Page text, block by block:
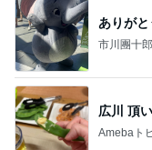
ありが
市川團十
広川 頂
Amebaト